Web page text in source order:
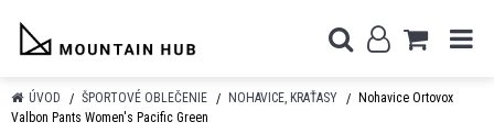
ÚVOD ŠPORTOVÉ OBLEČENIE NOHAVICE, KRAŤASY
Nohavice Ortovox
Valbon Pants Women's Pacific Green